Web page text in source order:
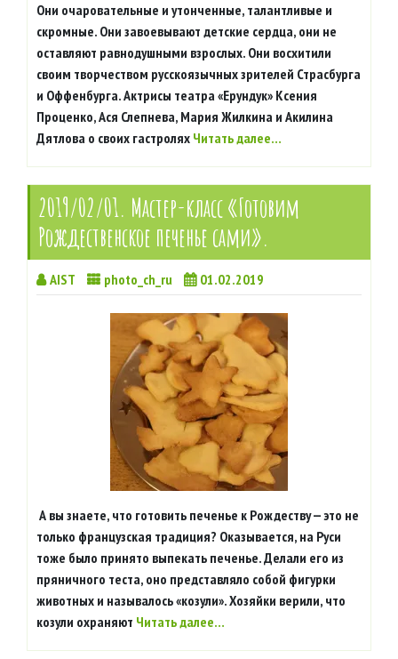
Они очаровательные и утонченные, талантливые и
скромные. Они завоевывают детские сердца, они не
оставляют равнодушными взрослых. Они восхитили
своим творчеством русскоязычных зрителей Страсбурга
и Оффенбурга. Актрисы театра «Ерундук» Ксения
Проценко, Ася Слепнева, Мария Жилкина и Акилина
Дятлова о своих гастролях Читать далее…
2019/02/01. Мастер-класс «Готовим
Рождественское печенье сами».
AIST photo_ch_ru 01.02.2019
А вы знаете, что готовить печенье к Рождеству — это не
только французская традиция? Оказывается, на Руси
тоже было принято выпекать печенье. Делали его из
пряничного теста, оно представляло собой фигурки
животных и называлось «козули». Хозяйки верили, что
козули охраняют Читать далее…